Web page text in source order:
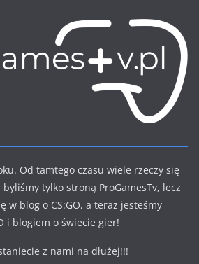
Od tamtego czasu wiele rzeczy się
tylko stroną ProGamesTv, lecz
w blog o CS:GO, a teraz jesteśmy
i blogiem o świecie gier!
z nami na dłużej!!!